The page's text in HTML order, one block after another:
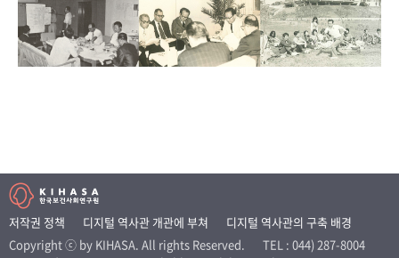
저작권 정책 디지털 역사관 개관에 부쳐
디지털 역사관의 구축 배경
Copyright ⓒ by KIHASA. All rights Reserved.
TEL : 044) 287-8004